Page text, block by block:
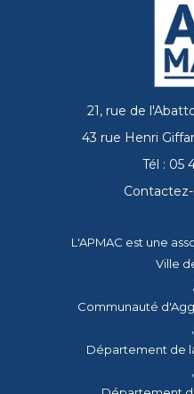
21, rue de
43 rue Henri
Tél : 05
L'APMAC est une
Ville
Communauté
Département de